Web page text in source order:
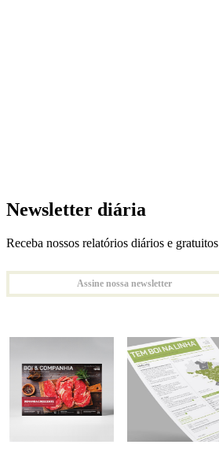
Newsletter diária
Receba nossos relatórios diários e gratuitos
Assine nossa newsletter